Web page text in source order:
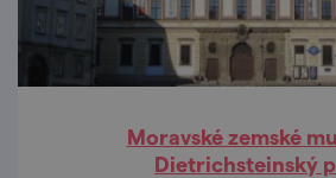
Moravské zemské
Dietrichsteinský